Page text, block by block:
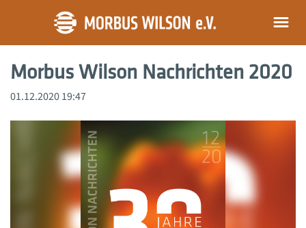
Morbus Wilson Nachrichten 2020
01.12.2020 19:47